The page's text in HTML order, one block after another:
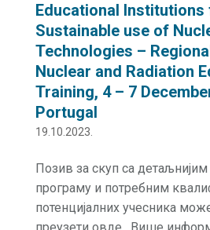
Educational Institutions
Sustainable use of
Technologies –
Nuclear and Radiation
Training, 4 – 7
Portugal
19.10.2023.
Позив за скуп са
програму и потребним
потенцијалних учесника